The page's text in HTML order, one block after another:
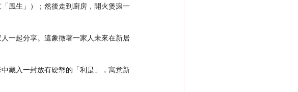
風生」）；然後走到廚房，開火煲滾一
一起分享。這象徵著一家人未來在新居
藏入一封放有硬幣的「利是」，寓意新